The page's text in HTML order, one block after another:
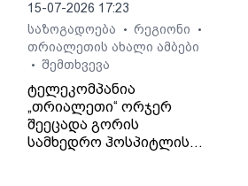
15-07-2026 17:23
საზოგადოება
• რეგიონი •
თრიალეთის ახალი ამბები
• შემთხვევა
ტელეკომპანია
„თრიალეთი“ ორჯერ
შეეცადა გორის
სამხედრო ჰოსპიტლის